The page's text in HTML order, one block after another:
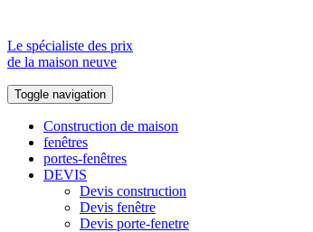
Le spécialiste des prix
de la maison neuve
Toggle navigation
Construction de maison
fenêtres
portes-fenêtres
DEVIS
Devis construction
Devis fenêtre
Devis porte-fenetre